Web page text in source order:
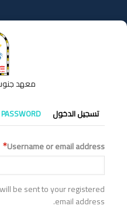
إلى
المحتوى
معهد
التبويبات
الأساسية
تسجيل الدخول
Username or email address
be sent to your registered
email address.